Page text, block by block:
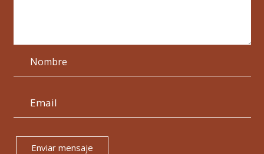
Enviar mensaje